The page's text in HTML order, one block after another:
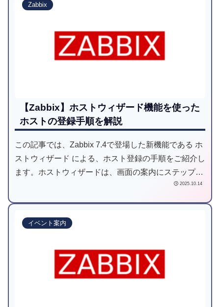
Zabbix
【Zabbix】ホストウィザード機能を使った
ホストの登録手順を解説
この記事では、Zabbix 7.4で登場した新機能である ホ
ストウィザード による、ホスト登録の手順をご紹介し
ます。ホストウィザードは、画面の案内にステップバ
イステップで従うだけで、迷うことなくホストを作成
2025.10.14
イベント案内